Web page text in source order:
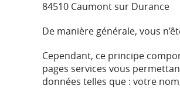
84510 Caumont sur Durance
De manière générale, vous
Cependant, ce principe
pages services vous
données telles que : votre